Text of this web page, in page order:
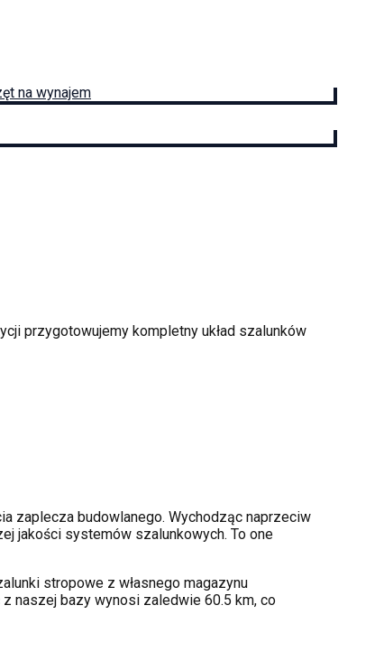
na wynajem
przygotowujemy kompletny układ szalunków
zaplecza budowlanego. Wychodząc naprzeciw
jakości systemów szalunkowych. To one
stropowe z własnego magazynu
z naszej bazy wynosi zaledwie 60.5 km, co